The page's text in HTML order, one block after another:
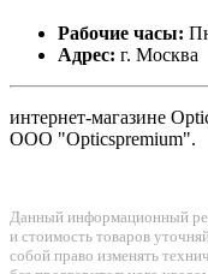
Рабочие часы:
Адрес: г. Москва
интернет-магазине
ООО "Opticspremium".
Данный информационный
и стоимость товаров
собой право изменять